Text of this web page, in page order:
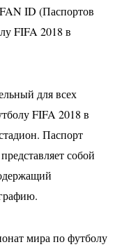
FANID (Паспортов
FIFA2018 в
для всех
FIFA2018 в
Паспорт
собой
мира по футболу